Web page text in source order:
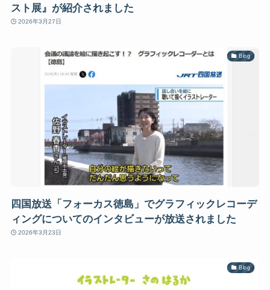
スト展』が紹介されました
2026年3月27日
Blog
四国放送「フォーカス徳島」でグラフィックレコーデ
ィングについてのインタビューが放送されました
2026年3月23日
Blog